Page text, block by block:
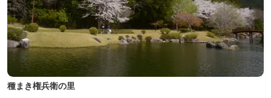
種まき権兵衛の里